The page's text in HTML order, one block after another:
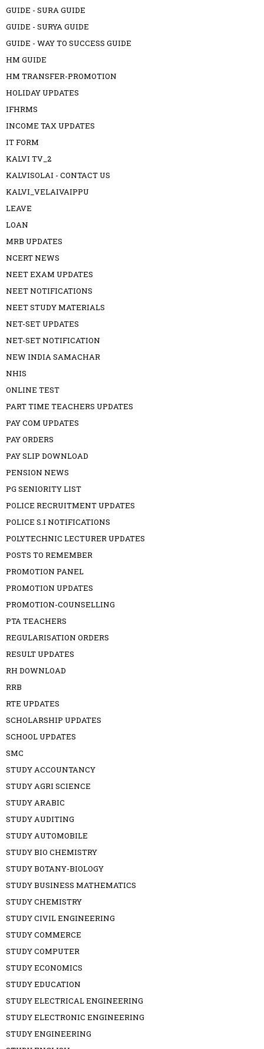
GUIDE - SURA GUIDE
GUIDE - SURYA GUIDE
GUIDE - WAY TO SUCCESS GUIDE
HM GUIDE
HM TRANSFER-PROMOTION
HOLIDAY UPDATES
IFHRMS
INCOME TAX UPDATES
IT FORM
KALVI TV_2
KALVISOLAI - CONTACT US
KALVI_VELAIVAIPPU
LEAVE
LOAN
MRB UPDATES
NCERT NEWS
NEET EXAM UPDATES
NEET NOTIFICATIONS
NEET STUDY MATERIALS
NET-SET UPDATES
NET-SET NOTIFICATION
NEW INDIA SAMACHAR
NHIS
ONLINE TEST
PART TIME TEACHERS UPDATES
PAY COM UPDATES
PAY ORDERS
PAY SLIP DOWNLOAD
PENSION NEWS
PG SENIORITY LIST
POLICE RECRUITMENT UPDATES
POLICE S.I NOTIFICATIONS
POLYTECHNIC LECTURER UPDATES
POSTS TO REMEMBER
PROMOTION PANEL
PROMOTION UPDATES
PROMOTION-COUNSELLING
PTA TEACHERS
REGULARISATION ORDERS
RESULT UPDATES
RH DOWNLOAD
RRB
RTE UPDATES
SCHOLARSHIP UPDATES
SCHOOL UPDATES
SMC
STUDY ACCOUNTANCY
STUDY AGRI SCIENCE
STUDY ARABIC
STUDY AUDITING
STUDY AUTOMOBILE
STUDY BIO CHEMISTRY
STUDY BOTANY-BIOLOGY
STUDY BUSINESS MATHEMATICS
STUDY CHEMISTRY
STUDY CIVIL ENGINEERING
STUDY COMMERCE
STUDY COMPUTER
STUDY ECONOMICS
STUDY EDUCATION
STUDY ELECTRICAL ENGINEERING
STUDY ELECTRONIC ENGINEERING
STUDY ENGINEERING